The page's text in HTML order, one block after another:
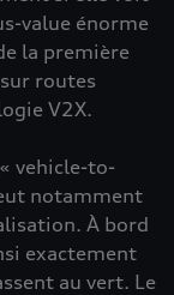
value énorme
la première
routes
V2X.
vehicle-to-
notamment
À bord
exactement
au vert. Le